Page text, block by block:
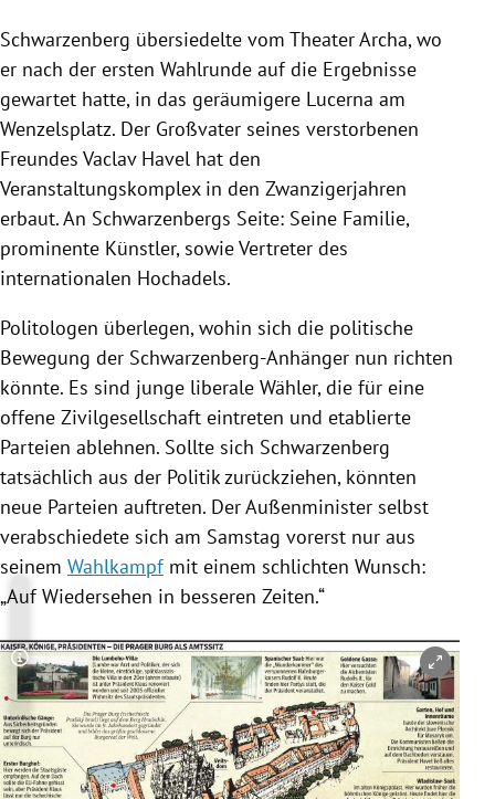
Schwarzenberg übersiedelte vom Theater Archa, wo
er nach der ersten Wahlrunde auf die Ergebnisse
gewartet hatte, in das geräumigere Lucerna am
Wenzelsplatz. Der Großvater seines verstorbenen
Freundes Vaclav Havel hat den
Veranstaltungskomplex in den Zwanzigerjahren
erbaut. An Schwarzenbergs Seite: Seine Familie,
prominente Künstler, sowie Vertreter des
internationalen Hochadels.
Politologen überlegen, wohin sich die politische
Bewegung der Schwarzenberg-Anhänger nun richten
könnte. Es sind junge liberale Wähler, die für eine
offene Zivilgesellschaft eintreten und etablierte
Parteien ablehnen. Sollte sich Schwarzenberg
tatsächlich aus der Politik zurückziehen, könnten
neue Parteien auftreten. Der Außenminister selbst
verabschiedete sich am Samstag vorerst nur aus
seinem Wahlkampfmit einem schlichten Wunsch:
„Auf Wiedersehen in besseren Zeiten.“
Copyright-Hinweis öffnen/schließen